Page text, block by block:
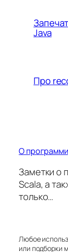
Java
Про
О
Заметки о
Scala, а
только…
Любое
или подборки